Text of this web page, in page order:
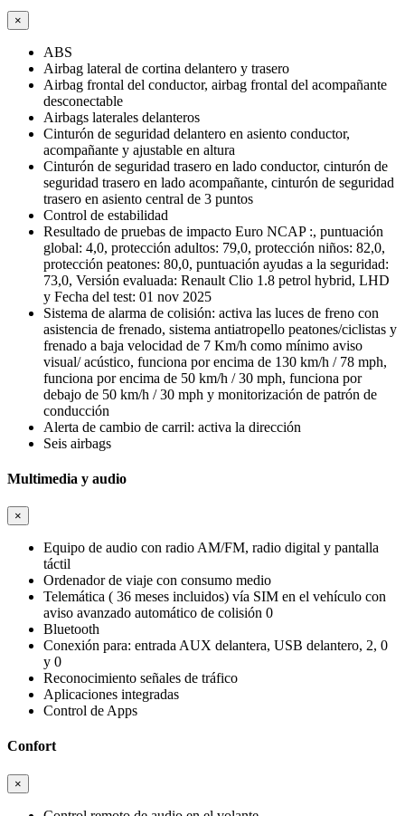
×
ABS
Airbag lateral de cortina delantero y trasero
Airbag frontal del conductor, airbag frontal del acompañante
desconectable
Airbags laterales delanteros
Cinturón de seguridad delantero en asiento conductor,
acompañante y ajustable en altura
Cinturón de seguridad trasero en lado conductor, cinturón de
seguridad trasero en lado acompañante, cinturón de seguridad
trasero en asiento central de 3 puntos
Control de estabilidad
Resultado de pruebas de impacto Euro NCAP :, puntuación
global: 4,0, protección adultos: 79,0, protección niños: 82,0,
protección peatones: 80,0, puntuación ayudas a la seguridad:
73,0, Versión evaluada: Renault Clio 1.8 petrol hybrid, LHD
y Fecha del test: 01 nov 2025
Sistema de alarma de colisión: activa las luces de freno con
asistencia de frenado, sistema antiatropello peatones/ciclistas y
frenado a baja velocidad de 7 Km/h como mínimo aviso
visual/ acústico, funciona por encima de 130 km/h / 78 mph,
funciona por encima de 50 km/h / 30 mph, funciona por
debajo de 50 km/h / 30 mph y monitorización de patrón de
conducción
Alerta de cambio de carril: activa la dirección
Seis airbags
Multimedia y audio
×
Equipo de audio con radio AM/FM, radio digital y pantalla
táctil
Ordenador de viaje con consumo medio
Telemática ( 36 meses incluidos) vía SIM en el vehículo con
aviso avanzado automático de colisión 0
Bluetooth
Conexión para: entrada AUX delantera, USB delantero, 2, 0
y 0
Reconocimiento señales de tráfico
Aplicaciones integradas
Control de Apps
Confort
×